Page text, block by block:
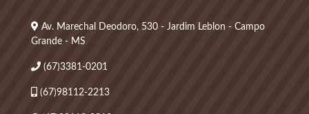
Av. Marechal Deodoro, 530 - Jardim Leblon - Campo
Grande - MS
(67)3381-0201
(67)98112-2213